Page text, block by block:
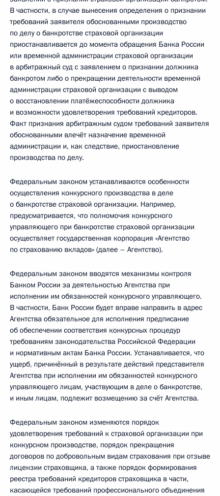
В частности, в случае вынесения определения о признании
требований заявителя обоснованными производство
по делу о банкротстве страховой организации
приостанавливается до момента обращения Банка России
или временной администрации страховой организации
в арбитражный суд с заявлением о признании должника
банкротом либо о прекращении деятельности временной
администрации страховой организации с выводом
о восстановлении платёжеспособности должника
и возможности удовлетворения требований кредиторов.
Факт признания арбитражным судом требований заявителя
обоснованными влечёт назначение временной
администрации и, как следствие, приостановление
производства по делу.
Федеральным законом устанавливаются особенности
осуществления конкурсного производства в деле
о банкротстве страховой организации. Например,
предусматривается, что полномочия конкурсного
управляющего при банкротстве страховой организации
осуществляет государственная корпорация «Агентство
по страхованию вкладов» (далее – Агентство).
Федеральным законом вводятся механизмы контроля
Банком России за деятельностью Агентства при
исполнении им обязанностей конкурсного управляющего.
В частности, Банк России будет вправе направить в адрес
Агентства обязательное для исполнения предписание
об обеспечении соответствия конкурсных процедур
требованиям законодательства Российской Федерации
и нормативным актам Банка России. Устанавливается, что
ущерб, причинённый в результате действий представителя
Агентства при исполнении им обязанностей конкурсного
управляющего лицам, участвующим в деле о банкротстве,
и иным лицам, подлежит возмещению за счёт Агентства.
Федеральным законом изменяются порядок
удовлетворения требований к страховой организации при
конкурсном производстве, порядок прекращения
договоров по добровольным видам страхования при отзыве
лицензии страховщика, а также порядок формирования
реестра требований кредиторов страховщика в части,
касающейся требований профессионального объединения